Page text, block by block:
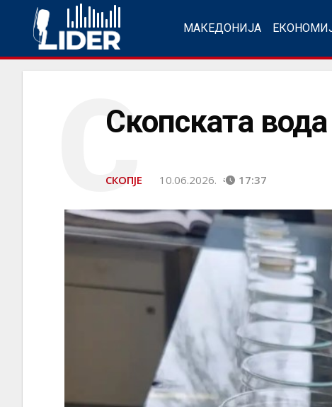
МАКЕДОНИЈА
Скопската
С
СКОПЈЕ 10.06.2026. 17:37